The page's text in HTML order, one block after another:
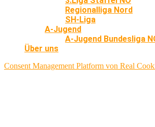
Regionalliga Nord
SH-Liga
A-Jugend
A-Jugend Bundesliga
Über uns
Consent Management Platform von Real